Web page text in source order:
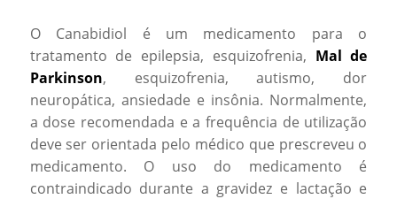
O Canabidiol é um medicamento para o
tratamento de epilepsia, esquizofrenia, Mal de
Parkinson, esquizofrenia, autismo, dor
neuropática, ansiedade e insônia. Normalmente,
a dose recomendada e a frequência de utilização
deve ser orientada pelo médico que prescreveu o
medicamento. O uso do medicamento é
contraindicado durante a gravidez e lactação e